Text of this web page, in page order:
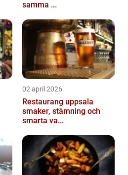
samma ...
02 april 2026
Restaurang uppsala
smaker, stämning och
smarta va...